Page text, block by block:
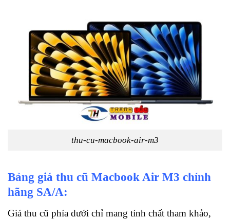
thu-cu-macbook-air-m3
Bảng giá thu cũ Macbook Air M3 chính
hãng SA/A:
Giá thu cũ phía dưới chỉ mang tính chất tham khảo,